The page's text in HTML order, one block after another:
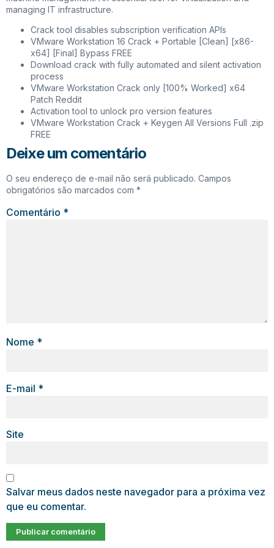
managing IT infrastructure.
Crack tool disables subscription verification APIs
VMware Workstation 16 Crack + Portable [Clean] [x86-
x64] [Final] Bypass FREE
Download crack with fully automated and silent activation
process
VMware Workstation Crack only [100% Worked] x64
Patch Reddit
Activation tool to unlock pro version features
VMware Workstation Crack + Keygen All Versions Full .zip
FREE
Deixe um comentário
O seu endereço de e-mail não será publicado. Campos
obrigatórios são marcados com *
Comentário *
Nome *
E-mail *
Site
Salvar meus dados neste navegador para a próxima vez
que eu comentar.